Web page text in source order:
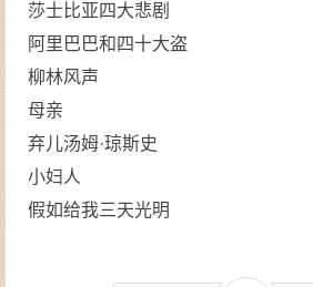
莎士比亚四大悲剧
阿里巴巴和四十大盗
柳林风声
母亲
弃儿汤姆·琼斯史
小妇人
假如给我三天光明